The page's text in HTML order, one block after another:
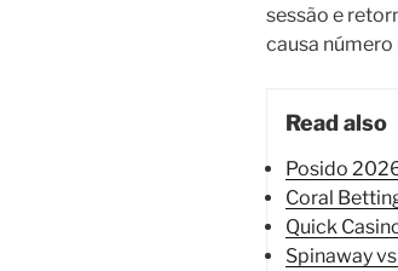
sessão e
causa
Read also
Posido
Coral
Quick
Spinaway